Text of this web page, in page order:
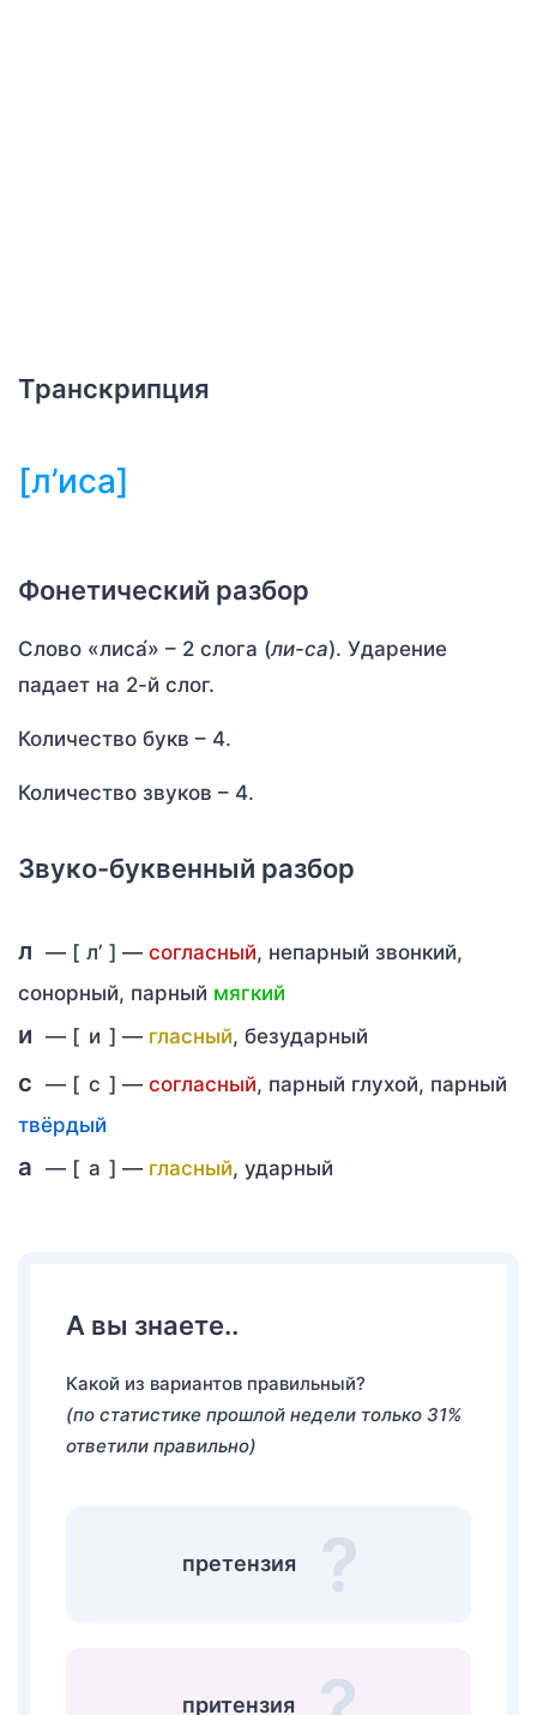
Транскрипция
[л’иса]
Фонетический разбор
Слово «лиса́» – 2 слога (ли-са). Ударение
падает на 2-й слог.
Количество букв – 4.
Количество звуков – 4.
Звуко-буквенный разбор
л — [ л’ ] — согласный, непарный звонкий,
сонорный, парный мягкий
и — [ и ] — гласный, безударный
с — [ с ] — согласный, парный глухой, парный
твёрдый
а — [ а ] — гласный, ударный
А вы знаете..
Какой из вариантов правильный?
(по статистике прошлой недели только 31%
ответили правильно)
претензия
притензия